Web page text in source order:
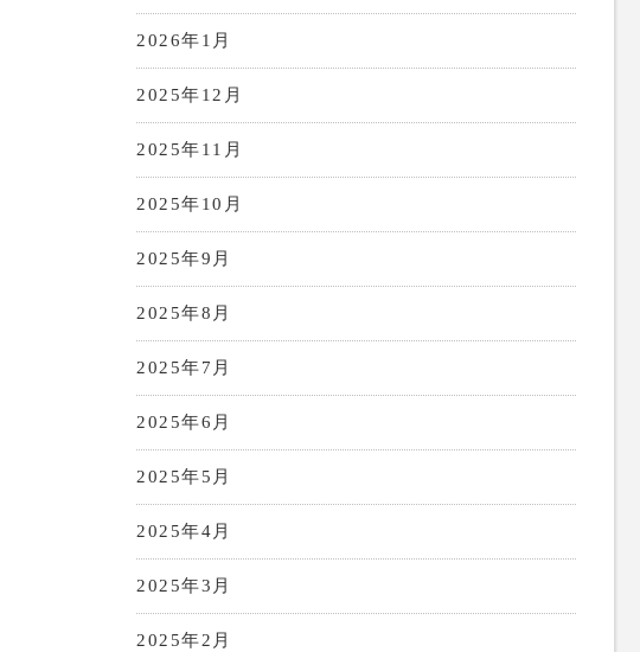
2026年1月
2025年12月
2025年11月
2025年10月
2025年9月
2025年8月
2025年7月
2025年6月
2025年5月
2025年4月
2025年3月
2025年2月